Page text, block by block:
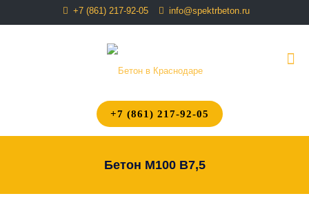
+7 (861) 217-92-05 info@spektrbeton.ru
+7 (861) 217-92-05
Бетон М100 В7,5